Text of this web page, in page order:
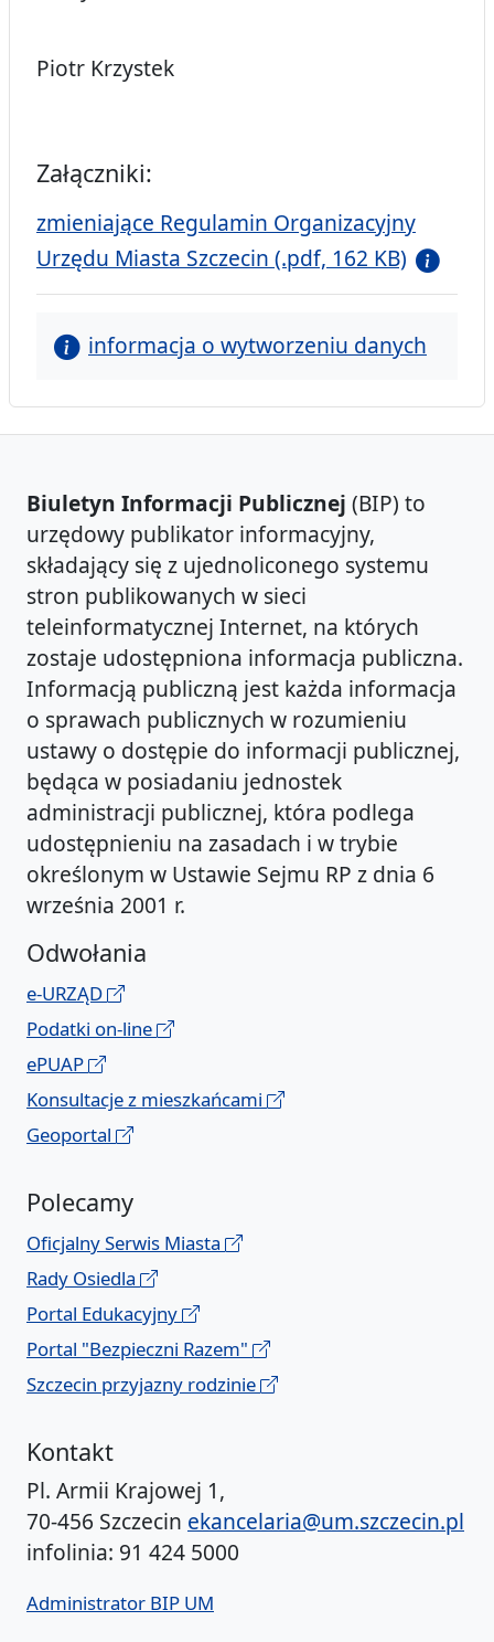
Piotr Krzystek
Załączniki:
zmieniające Regulamin Organizacyjny
Urzędu Miasta Szczecin (.pdf, 162 KB)
informacja o wytworzeniu danych
Biuletyn Informacji Publicznej (BIP) to
urzędowy publikator informacyjny,
składający się z ujednoliconego systemu
stron publikowanych w sieci
teleinformatycznej Internet, na których
zostaje udostępniona informacja publiczna.
Informacją publiczną jest każda informacja
o sprawach publicznych w rozumieniu
ustawy o dostępie do informacji publicznej,
będąca w posiadaniu jednostek
administracji publicznej, która podlega
udostępnieniu na zasadach i w trybie
określonym w Ustawie Sejmu RP z dnia 6
września 2001 r.
Odwołania
e-URZĄD
Podatki on-line
ePUAP
Konsultacje z mieszkańcami
Geoportal
Polecamy
Oficjalny Serwis Miasta
Rady Osiedla
Portal Edukacyjny
Portal "Bezpieczni Razem"
Szczecin przyjazny rodzinie
Kontakt
Pl. Armii Krajowej 1,
70-456 Szczecin ekancelaria@um.szczecin.pl
infolinia: 91 424 5000
Administrator BIP UM